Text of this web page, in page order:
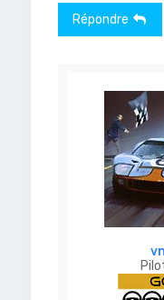
Répondre